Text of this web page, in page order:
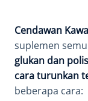
Cendawan
suplemen
glukan dan
cara turunkan
beberapa cara: